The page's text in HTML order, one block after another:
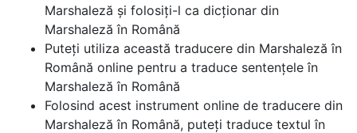
Marshaleză și folosiți-l ca dicționar din
Marshaleză în Română
Puteți utiliza această traducere din Marshaleză în
Română online pentru a traduce sentențele în
Marshaleză în Română
Folosind acest instrument online de traducere din
Marshaleză în Română, puteți traduce textul în